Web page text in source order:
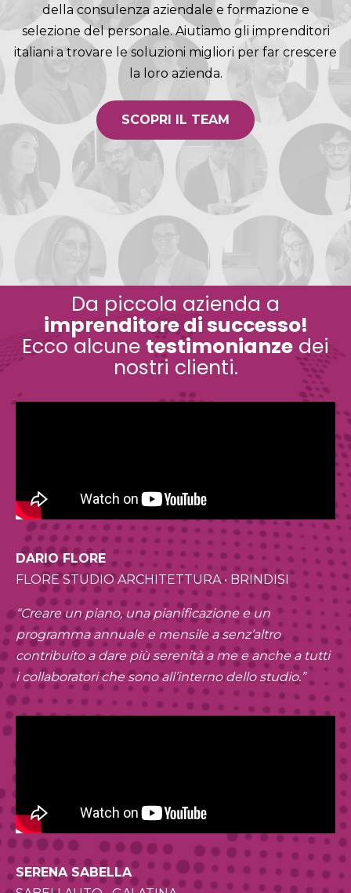
della consulenza aziendale e formazione e
selezione del personale. Aiutiamo gli imprenditori
italiani a trovare le soluzioni migliori per far crescere
la loro azienda.
SCOPRI IL TEAM
Da piccola azienda a
imprenditore di successo!
Ecco alcune testimonianze dei
nostri clienti.
DARIO FLORE
FLORE STUDIO ARCHITETTURA • BRINDISI
“Creare un piano, una pianificazione e un
programma annuale e mensile a senz’altro
contribuito a dare più serenità a me e anche a tutti
i collaboratori che sono all’interno dello studio.”
SERENA SABELLA